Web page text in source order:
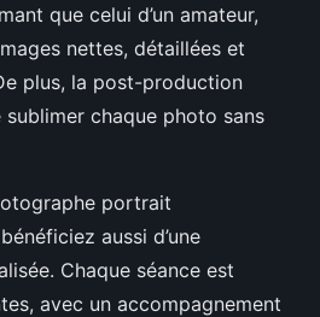
que celui d’un amateur,
nettes, détaillées et
plus, la post-production
chaque photo sans
portrait
aussi d’une
Chaque séance est
avec un accompagnement